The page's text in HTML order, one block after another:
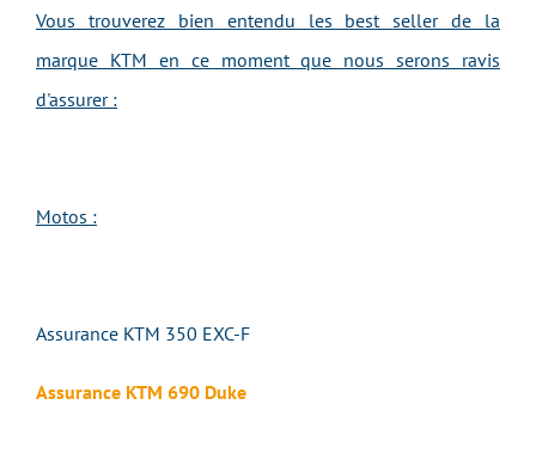
Vous trouverez bien entendu les best seller de la
marque KTM en ce moment que nous serons ravis
d'assurer :
Motos :
Assurance KTM 350 EXC-F
Assurance KTM 690 Duke